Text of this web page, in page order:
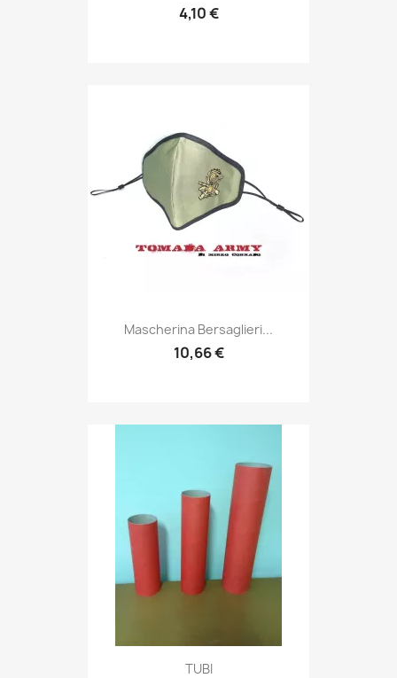
4,10 €
Anteprima
Mascherina Bersaglieri...
10,66 €
Anteprima
TUBI